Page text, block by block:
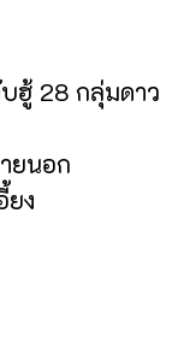
ฮู้ 28 กลุ่มดาว
ยนอก
ยง